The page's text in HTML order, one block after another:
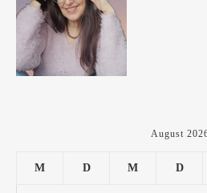
August
M D M D